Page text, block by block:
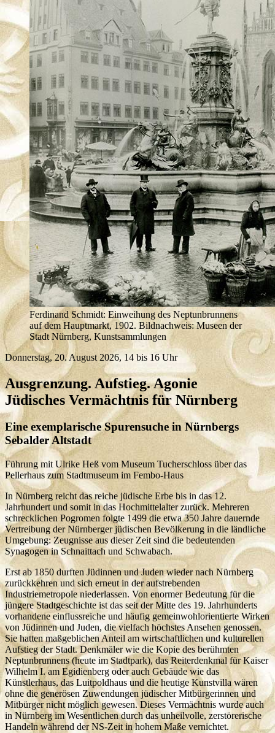
Ferdinand Schmidt: Einweihung des Neptunbrunnens
auf dem Hauptmarkt, 1902. Bildnachweis: Museen der
Stadt Nürnberg, Kunstsammlungen
Donnerstag, 20. August 2026, 14 bis 16 Uhr
Ausgrenzung. Aufstieg. Agonie
Jüdisches Vermächtnis für Nürnberg
Eine exemplarische Spurensuche in Nürnbergs
Sebalder Altstadt
Führung mit Ulrike Heß vom Museum Tucherschloss über das
Pellerhaus zum Stadtmuseum im Fembo-Haus
In Nürnberg reicht das reiche jüdische Erbe bis in das 12.
Jahrhundert und somit in das Hochmittelalter zurück. Mehreren
schrecklichen Pogromen folgte 1499 die etwa 350 Jahre dauernde
Vertreibung der Nürnberger jüdischen Bevölkerung in die ländliche
Umgebung: Zeugnisse aus dieser Zeit sind die bedeutenden
Synagogen in Schnaittach und Schwabach.
Erst ab 1850 durften Jüdinnen und Juden wieder nach Nürnberg
zurückkehren und sich erneut in der aufstrebenden
Industriemetropole niederlassen. Von enormer Bedeutung für die
jüngere Stadtgeschichte ist das seit der Mitte des 19. Jahrhunderts
vorhandene einflussreiche und häufig gemeinwohlorientierte Wirken
von Jüdinnen und Juden, die vielfach höchstes Ansehen genossen.
Sie hatten maßgeblichen Anteil am wirtschaftlichen und kulturellen
Aufstieg der Stadt. Denkmäler wie die Kopie des berühmten
Neptunbrunnens (heute im Stadtpark), das Reiterdenkmal für Kaiser
Wilhelm I. am Egidienberg oder auch Gebäude wie das
Künstlerhaus, das Luitpoldhaus und die heutige Kunstvilla wären
ohne die generösen Zuwendungen jüdischer Mitbürgerinnen und
Mitbürger nicht möglich gewesen. Dieses Vermächtnis wurde auch
in Nürnberg im Wesentlichen durch das unheilvolle, zerstörerische
Handeln während der NS-Zeit in hohem Maße vernichtet.